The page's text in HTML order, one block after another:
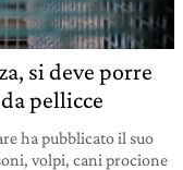
si deve porre
pellicce
ha pubblicato il suo
volpi, cani procione